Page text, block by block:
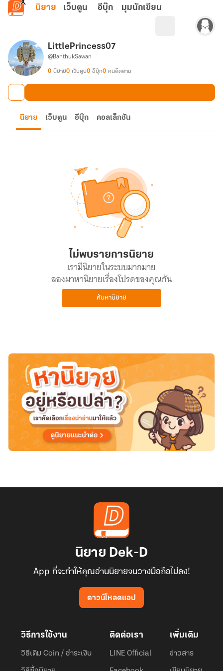
ข้ามไปยังเนื้อหาหลัก
นิยาย เว็บตูน อีบุ๊ก มุมนักเขียน
LittlePrincess07
@BanthukSawan
0 นิยาย0 เว็บตูน0 อีบุ๊ก0 คนติดตาม
นิยาย เว็บตูน อีบุ๊ก คอลเล็กชัน
ไม่พบรายการนิยาย
เรามีนิยายในระบบมากมาย
ลองมาหานิยายเรื่องโปรดของคุณกัน
ค้นหานิยาย
นิยาย Dek-D
App ที่จะทำให้คุณอ่านนิยายจนวางมือถือไม่ลง!
ดาวน์โหลดแอป
วิธีการใช้งาน
วิธีเติม Coin / ชำระเงิน
ติดต่อเรา
LINE Official
เพิ่มเติม
ข่าวสาร